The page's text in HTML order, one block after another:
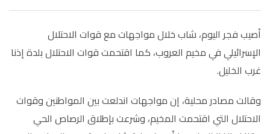
أصيب فجر اليوم، شاب خلال مواجهات مع قوات الاحتلال
الإسرائيلي في مخيم العروب، كما اقتحمت قوات الاحتلال بلدة إذنا
غرب الخليل.
وقالت مصادر محلية، إن مواجهات اندلعت بين المواطنين وقوات
الاحتلال التي اقتحمت المخيم، وشرعت بإطلاق الرصاص الحي